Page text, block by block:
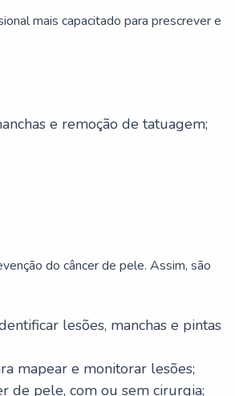
mais capacitado para prescrever e
e remoção de tatuagem;
do câncer de pele. Assim, são
lesões, manchas e pintas
mapear e monitorar lesões;
de pele, com ou sem cirurgia;